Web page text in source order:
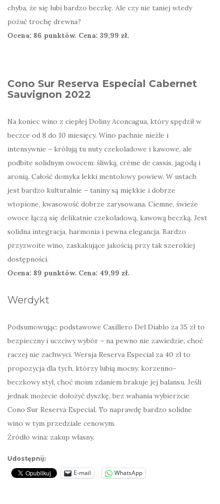
chyba, że się lubi bardzo beczkę. Ale czy nie taniej wtedy
pożuć trochę drewna?
Ocena: 86 punktów. Cena: 39,99 zł.
Cono Sur Reserva Especial Cabernet
Sauvignon 2022
Na koniec wino z ciepłej Doliny Aconcagua, który spędził w
beczce od 8 do 10 miesięcy. Wino pachnie nieźle i
intensywnie – królują tu nuty czekoladowe i kawowe, ale
podbite solidnym owocem: śliwką, crème de cassis, jagodą i
aronią. Całość domyka lekki mentolowy powiew. W ustach
jest bardzo kulturalnie – taniny są miękkie i dobrze
wtopione, kwasowość dobrze zarysowana. Ciemne, świeże
owoce łączą się delikatnie czekoladową, kawową beczką. Jest
solidna integracja, harmonia i pewna elegancja. Bardzo
przyzwoite wino, zaskakujące jakością przy tak szerokiej
dostępności.
Ocena: 89 punktów. Cena: 49,99 zł.
Werdykt
Podsumowując: podstawowe Casillero Del Diablo za 35 zł to
bezpieczny i uczciwy wybór – na pewno nie zawiedzie, choć
raczej nie zachwyci. Wersja Reserva Especial za 40 zł to
propozycja dla tych, którzy lubią mocny, korzenno-
beczkowy styl, choć moim zdaniem brakuje jej balansu. Jeśli
jednak możecie dołożyć dyszkę, bez wahania wybierzcie
Cono Sur Reserva Especial. To naprawdę bardzo solidne
wino w tym przedziale cenowym.
Żródło wina: zakup własny.
Udostępnij:
E-mail WhatsApp